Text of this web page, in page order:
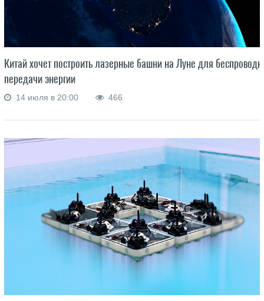
Китай хочет построить лазерные башни на Луне для
передачи энергии
14 июля в 20:00 466